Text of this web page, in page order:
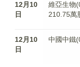
12月10
日
維亞生物
210.75萬
12月10
日
中國中鐵